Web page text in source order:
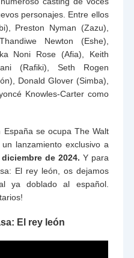
personajes. Entre ellos
Preston Nyman (Zazu),
Newton (Eshe),
Noni Rose (Afia), Keith
(Rafiki), Seth Rogen
Donald Glover (Simba),
Knowles-Carter como
se ocupa The Walt
lanzamiento exclusivo a
de 2024. Y para
El rey león, os dejamos
ya doblado al español.
El rey león